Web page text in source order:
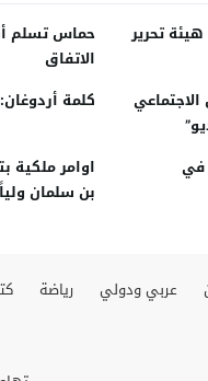
تحرير
حماس تسلم
الاتفاق
كلمة
في
اوامر ملكية
بن سلمان
عربي ودولي رياضة